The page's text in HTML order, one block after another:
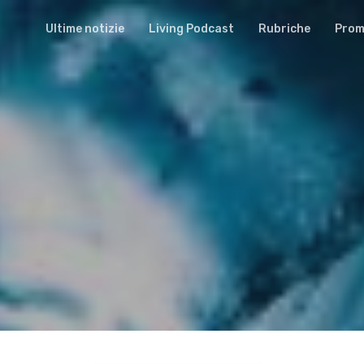
Ultime notizie Living Podcast Rubriche